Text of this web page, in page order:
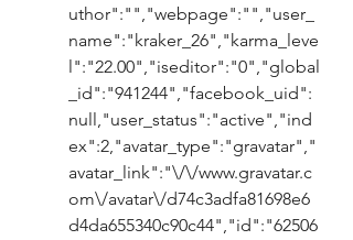
uthor":"","webpage":"","user_
name":"kraker_26","karma_leve
l":"22.00","iseditor":"0","global
_id":"941244","facebook_uid":
null,"user_status":"active","ind
ex":2,"avatar_type":"gravatar","
avatar_link":"\/\/www.gravatar.c
om\/avatar\/d74c3adfa81698e6
d4da655340c90c44","id":"62506